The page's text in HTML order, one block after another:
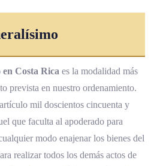
Costa Rica es la modalidad más
prevista en nuestro ordenamiento.
mil doscientos cincuenta y
que faculta al apoderado para
modo enajenar los bienes del
realizar todos los demás actos de